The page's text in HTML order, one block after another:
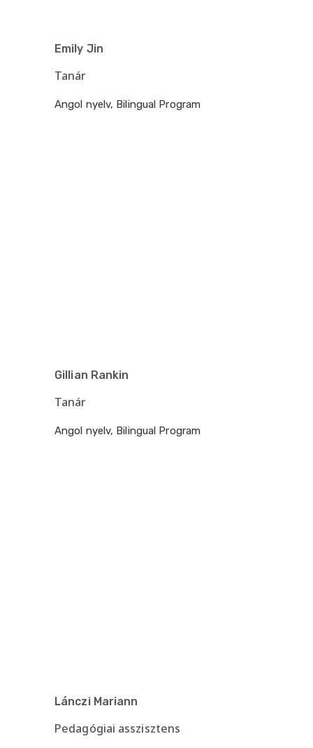
Emily Jin
Tanár
Angol nyelv, Bilingual Program
Gillian Rankin
Tanár
Angol nyelv, Bilingual Program
Lánczi Mariann
Pedagógiai asszisztens